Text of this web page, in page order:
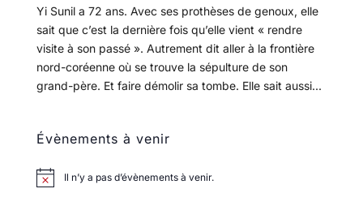
Yi Sunil a 72 ans. Avec ses prothèses de genoux, elle
sait que c’est la dernière fois qu’elle vient « rendre
visite à son passé ». Autrement dit aller à la frontière
nord-coréenne où se trouve la sépulture de son
grand-père. Et faire démolir sa tombe. Elle sait aussi...
Évènements à venir
Il n’y a pas d’évènements à venir.